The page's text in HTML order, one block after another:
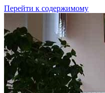
Перейти к содержимому